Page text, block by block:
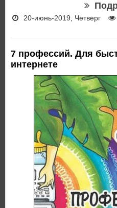
20-июнь-2019, Четверг
7 профессий. Для
интернете